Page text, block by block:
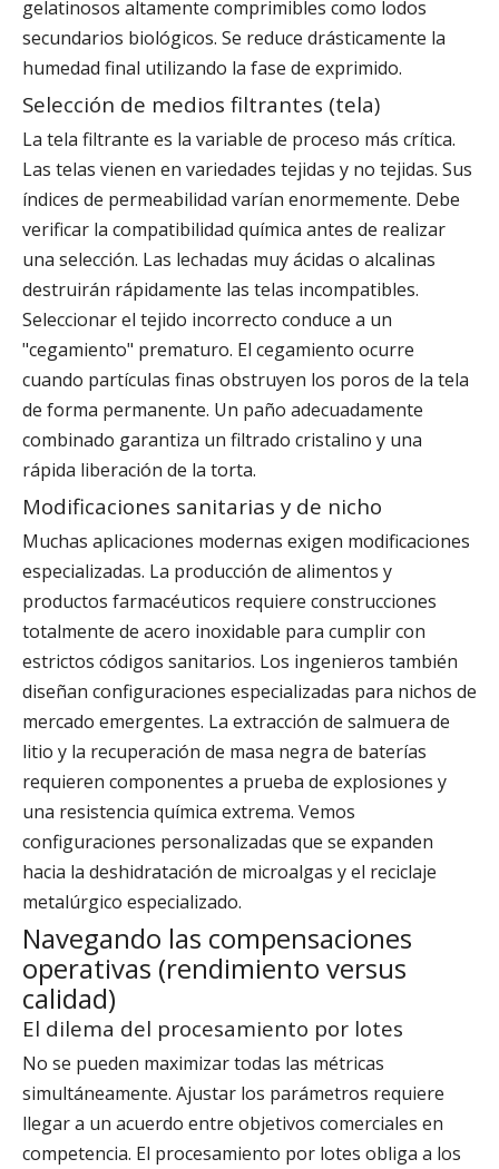
gelatinosos altamente comprimibles como lodos
secundarios biológicos. Se reduce drásticamente la
humedad final utilizando la fase de exprimido.
Selección de medios filtrantes (tela)
La tela filtrante es la variable de proceso más crítica.
Las telas vienen en variedades tejidas y no tejidas. Sus
índices de permeabilidad varían enormemente. Debe
verificar la compatibilidad química antes de realizar
una selección. Las lechadas muy ácidas o alcalinas
destruirán rápidamente las telas incompatibles.
Seleccionar el tejido incorrecto conduce a un
"cegamiento" prematuro. El cegamiento ocurre
cuando partículas finas obstruyen los poros de la tela
de forma permanente. Un paño adecuadamente
combinado garantiza un filtrado cristalino y una
rápida liberación de la torta.
Modificaciones sanitarias y de nicho
Muchas aplicaciones modernas exigen modificaciones
especializadas. La producción de alimentos y
productos farmacéuticos requiere construcciones
totalmente de acero inoxidable para cumplir con
estrictos códigos sanitarios. Los ingenieros también
diseñan configuraciones especializadas para nichos de
mercado emergentes. La extracción de salmuera de
litio y la recuperación de masa negra de baterías
requieren componentes a prueba de explosiones y
una resistencia química extrema. Vemos
configuraciones personalizadas que se expanden
hacia la deshidratación de microalgas y el reciclaje
metalúrgico especializado.
Navegando las compensaciones
operativas (rendimiento versus
calidad)
El dilema del procesamiento por lotes
No se pueden maximizar todas las métricas
simultáneamente. Ajustar los parámetros requiere
llegar a un acuerdo entre objetivos comerciales en
competencia. El procesamiento por lotes obliga a los